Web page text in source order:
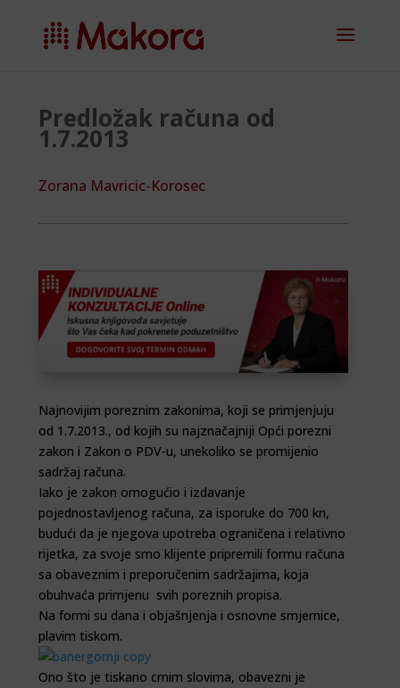
Predložak računa od
1.7.2013
Zorana Mavricic-Korosec
Najnovijim poreznim zakonima, koji se primjenjuju
od 1.7.2013., od kojih su najznačajniji Opći porezni
zakon i Zakon o PDV-u, unekoliko se promijenio
sadržaj računa.
Iako je zakon omogućio i izdavanje
pojednostavljenog računa, za isporuke do 700 kn,
budući da je njegova upotreba ograničena i relativno
rijetka, za svoje smo klijente pripremili formu računa
sa obaveznim i preporučenim sadržajima, koja
obuhvaća primjenu svih poreznih propisa.
Na formi su dana i objašnjenja i osnovne smjernice,
plavim tiskom.
Ono što je tiskano crnim slovima, obavezni je